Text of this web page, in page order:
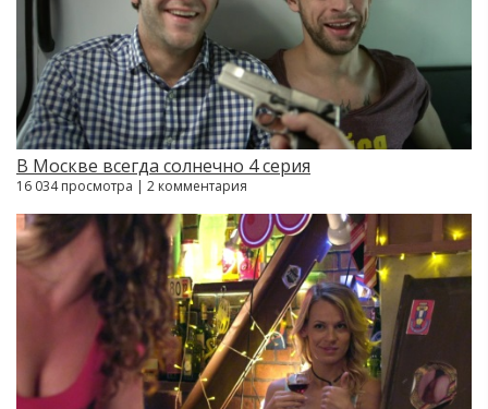
В Москве всегда солнечно 4 серия
16 034 просмотра | 2 комментария